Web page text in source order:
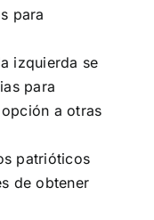
para
izquierda se
para
a otras
patrióticos
de obtener